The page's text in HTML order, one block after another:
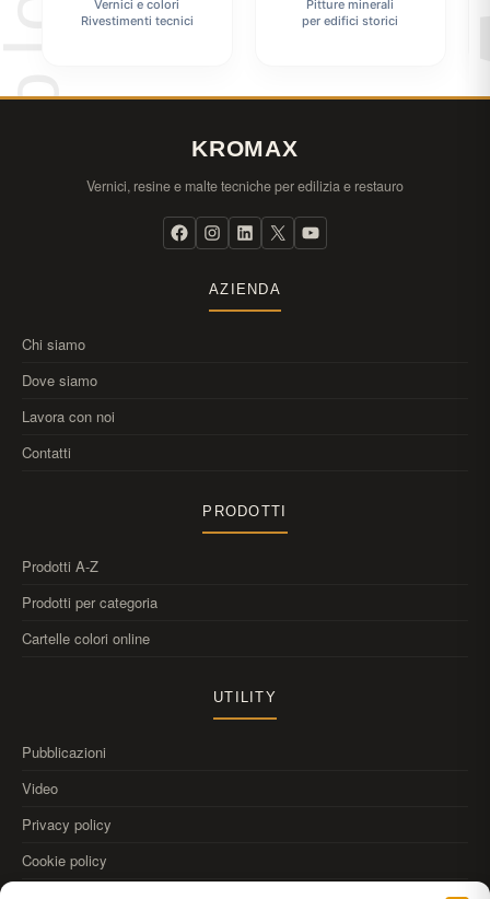
Vernici e colori
Rivestimenti tecnici
Pitture minerali
per edifici storici
KROMAX
Vernici, resine e malte tecniche per edilizia e restauro
AZIENDA
Chi siamo
Dove siamo
Lavora con noi
Contatti
PRODOTTI
Prodotti A-Z
Prodotti per categoria
Cartelle colori online
UTILITY
Pubblicazioni
Video
Privacy policy
Cookie policy